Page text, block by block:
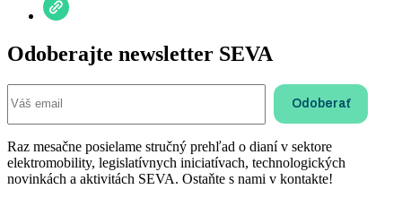
Odoberajte newsletter SEVA
Raz mesačne posielame stručný prehľad o dianí v sektore
elektromobility, legislatívnych iniciatívach, technologických
novinkách a aktivitách SEVA. Ostaňte s nami v kontakte!